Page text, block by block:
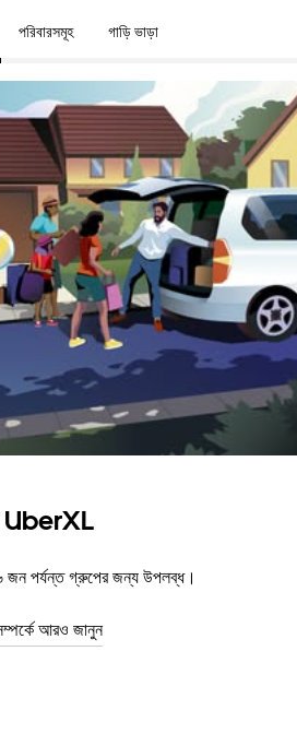
পরিবারসমূহ গাড়ি ভাড়া
UberXL
পর্যন্ত গ্রুপের জন্য উপলব্ধ।
আরও জানুন